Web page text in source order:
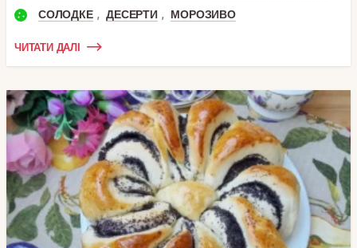
СОЛОДКЕ , ДЕСЕРТИ , МОРОЗИВО
ЧИТАТИ ДАЛІ